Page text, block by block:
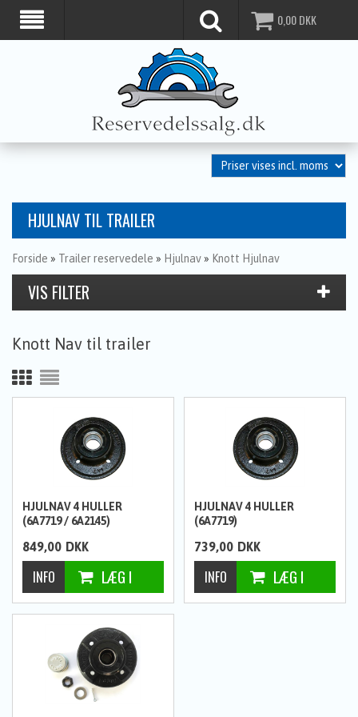
0,00DKK
HJULNAV TIL TRAILER
Forside » Trailer reservedele » Hjulnav » Knott Hjulnav
Knott Nav til trailer
HJULNAV 4 HULLER
(6A7719 / 6A2145)
849,00 DKK
HJULNAV 4 HULLER
(6A7719)
739,00 DKK